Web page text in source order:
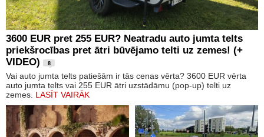
3600 EUR pret 255 EUR? Neatradu auto jumta telts
priekšrocības pret ātri būvējamo telti uz zemes! (+
VIDEO)
8
Vai auto jumta telts patiešām ir tās cenas vērta? 3600 EUR vērta
auto jumta telts vai 255 EUR ātri uzstādāmu (pop-up) telti uz
zemes. LASĪT VAIRĀK